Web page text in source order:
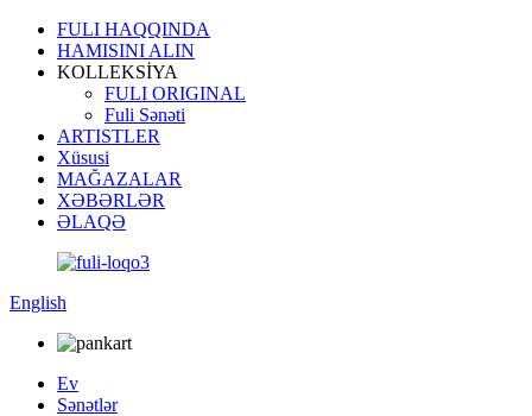
FULI HAQQINDA
HAMISINI ALIN
KOLLEKSİYA
FULI ORIGINAL
Fuli Sənəti
ARTISTLER
Xüsusi
MAĞAZALAR
XƏBƏRLƏR
ƏLAQƏ
English
Ev
Sənətlər